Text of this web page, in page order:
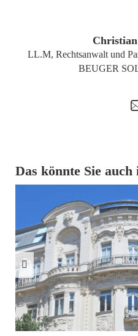
LL.M, Rechtsanwalt und
BEUGER
Das könnte Sie auch